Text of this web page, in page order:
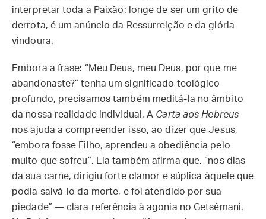
interpretar toda a Paixão: longe de ser um grito de
derrota, é um anúncio da Ressurreição e da glória
vindoura.
Embora a frase: “Meu Deus, meu Deus, por que me
abandonaste?” tenha um significado teológico
profundo, precisamos também meditá-la no âmbito
da nossa realidade individual. A Carta aos Hebreus
nos ajuda a compreender isso, ao dizer que Jesus,
“embora fosse Filho, aprendeu a obediência pelo
muito que sofreu”. Ela também afirma que, “nos dias
da sua carne, dirigiu forte clamor e súplica àquele que
podia salvá-lo da morte, e foi atendido por sua
piedade” — clara referência à agonia no Getsêmani.